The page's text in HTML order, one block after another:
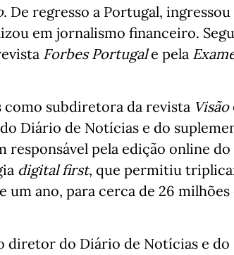
. De regresso a Portugal, ingressou
em jornalismo financeiro.
Forbes Portugale pela
como subdiretora da revista Visão
Diário de Notícias e do
responsável pela edição online do
digital first, que permitiu
um ano, para cerca de 26 milhões
diretor do Diário de Notícias e